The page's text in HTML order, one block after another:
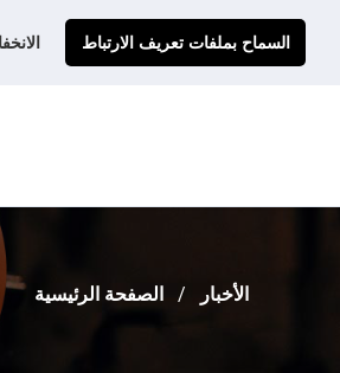
السماح بملفات تعريف الارتباط
احصل على عرض سعر مخصص لك
الصفحة الرئيسية الأخبار